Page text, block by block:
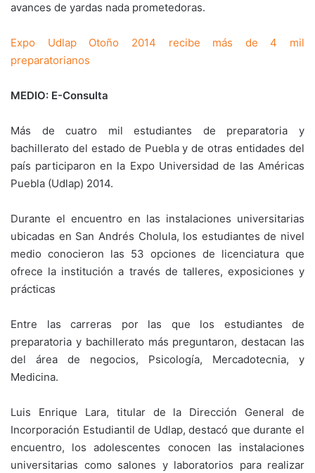
avances de yardas nada prometedoras.
Expo Udlap Otoño 2014 recibe más de 4 mil
preparatorianos
MEDIO: E-Consulta
Más de cuatro mil estudiantes de preparatoria y
bachillerato del estado de Puebla y de otras entidades del
país participaron en la Expo Universidad de las Américas
Puebla (Udlap) 2014.
Durante el encuentro en las instalaciones universitarias
ubicadas en San Andrés Cholula, los estudiantes de nivel
medio conocieron las 53 opciones de licenciatura que
ofrece la institución a través de talleres, exposiciones y
prácticas
Entre las carreras por las que los estudiantes de
preparatoria y bachillerato más preguntaron, destacan las
del área de negocios, Psicología, Mercadotecnia, y
Medicina.
Luis Enrique Lara, titular de la Dirección General de
Incorporación Estudiantil de Udlap, destacó que durante el
encuentro, los adolescentes conocen las instalaciones
universitarias como salones y laboratorios para realizar